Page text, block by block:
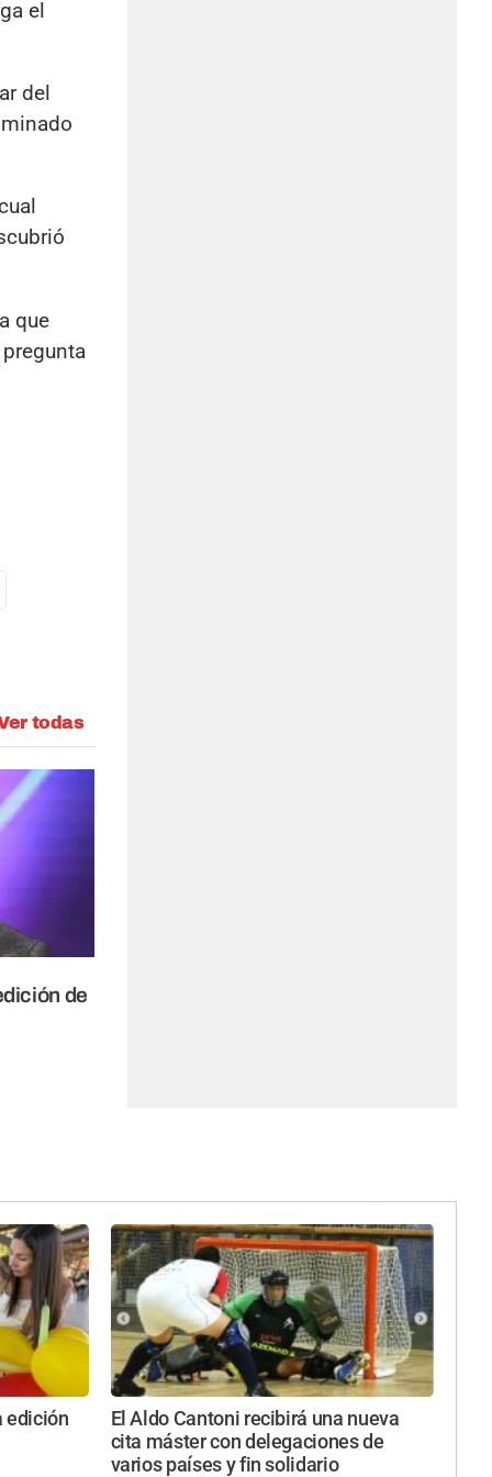
el
del
que
todas
de
edición
El Aldo Cantoni recibirá una nueva
cita máster con delegaciones de
varios países y fin solidario